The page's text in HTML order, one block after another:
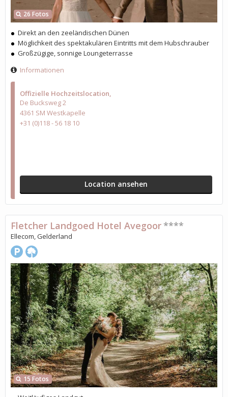
Offizielle Hochzeitslocation
De Bucksweg 2
4361 SM Westkapelle
+31 (0)118 - 56 18 10
Location ansehen
26 Fotos
Direkt an den zeeländischen Dünen
Möglichkeit des spektakulären Eintritts mit dem Hubschrauber
Großzügige, sonnige Loungeterrasse
Informationen
15 Fotos
Fletcher Landgoed Hotel Avegoor ****
Ellecom, Gelderland